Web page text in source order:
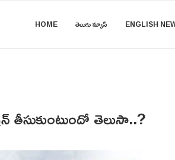
HOME తెలుగు న్యూస్ ENGLISH
తెలుసా..?